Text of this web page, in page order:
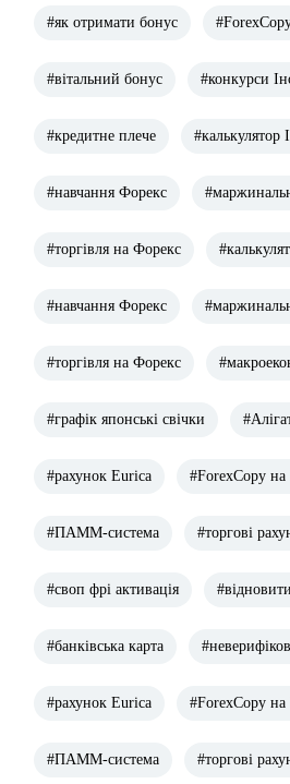
#як отримати бонус
#вітальний бонус #конкурси
#кредитне плече #калькулятор
#навчання Форекс
#торгівля на Форекс
#навчання Форекс
#торгівля на Форекс
#графік японські свічки
#рахунок Eurica #ForexCopy
#ПАММ-система #торгові
#своп фрі активація
#банківська карта
#рахунок Eurica #ForexCopy
#ПАММ-система #торгові